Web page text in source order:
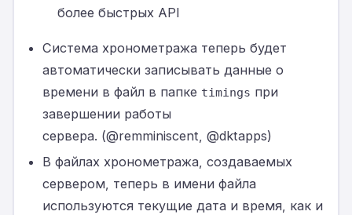
более быстрых API
Система хронометража теперь будет
автоматически записывать данные о
времени в файл в папке timings при
завершении работы
сервера. (@remminiscent, @dktapps)
В файлах хронометража, создаваемых
сервером, теперь в имени файла
используются текущие дата и время, как и